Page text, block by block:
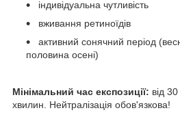
індивідуальна чутливість
вживання ретиноїдів
активний сонячний період
половина осені)
Мінімальний час експозиції: від
хвилин. Нейтралізація обов'язкова!